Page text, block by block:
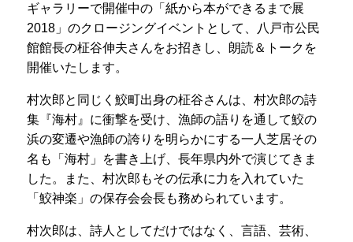
ギャラリーで開催中の「紙から本ができるまで展
2018」のクロージングイベントとして、八戸市公民
館館長の柾谷伸夫さんをお招きし、朗読＆トークを
開催いたします。
村次郎と同じく鮫町出身の柾谷さんは、村次郎の詩
集『海村』に衝撃を受け、漁師の語りを通して鮫の
浜の変遷や漁師の誇りを明らかにする一人芝居その
名も「海村」を書き上げ、長年県内外で演じてきま
した。また、村次郎もその伝承に力を入れていた
「鮫神楽」の保存会会長も務められています。
村次郎は、詩人としてだけではなく、言語、芸術、